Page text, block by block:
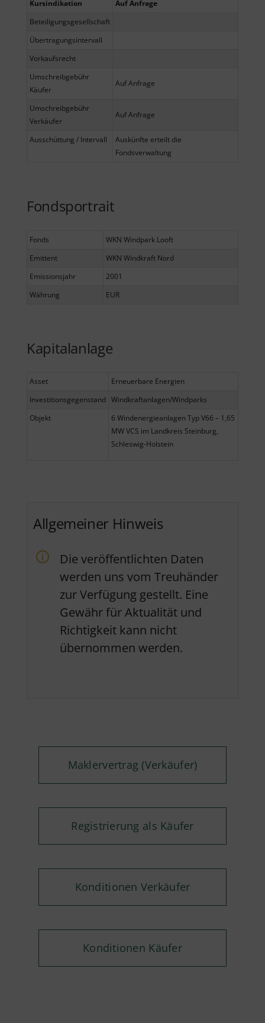
Kursindikation
Auf Anfrage
Beteiligungsgesellschaft
Übertragungsintervall
Vorkaufsrecht
Umschreibgebühr
Käufer
Auf Anfrage
Umschreibgebühr
Verkäufer
Auf Anfrage
Ausschüttung / Intervall
Auskünfte erteilt die
Fondsverwaltung
Fondsportrait
Fonds
WKN Windpark Looft
Emittent
WKN Windkraft Nord
Emissionsjahr
2001
Währung
EUR
Kapitalanlage
Asset
Erneuerbare Energien
Investitionsgegenstand Windkraftanlagen/Windparks
Objekt
6 Windenergieanlagen Typ V66 – 1,65
MW VCS im Landkreis Steinburg,
Schleswig-Holstein
Allgemeiner Hinweis
Die veröffentlichten Daten
werden uns vom Treuhänder
zur Verfügung gestellt. Eine
Gewähr für Aktualität und
Richtigkeit kann nicht
übernommen werden.
Maklervertrag (Verkäufer)
Registrierung als Käufer
Konditionen Verkäufer
Konditionen Käufer